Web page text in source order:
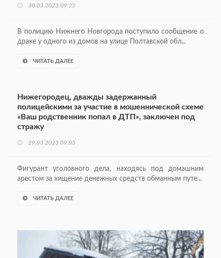
30.03.2023 09:25
В полицию Нижнего Новгорода поступило сообщение о
драке у одного из домов на улице Полтавской обл...
ЧИТАТЬ ДАЛЕЕ
Нижегородец, дважды задержанный
полицейскими за участие в мошеннической схеме
«Ваш родственник попал в ДТП», заключен под
стражу
29.03.2023 09:05
Фигурант уголовного дела, находясь под домашним
арестом за хищение денежных средств обманным путе...
ЧИТАТЬ ДАЛЕЕ